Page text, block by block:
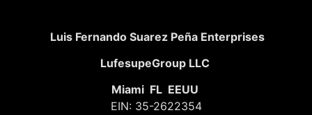
Luis Fernando Suarez Peña Enterprises
LufesupeGroup LLC
Miami FL EEUU
EIN: 35-2622354